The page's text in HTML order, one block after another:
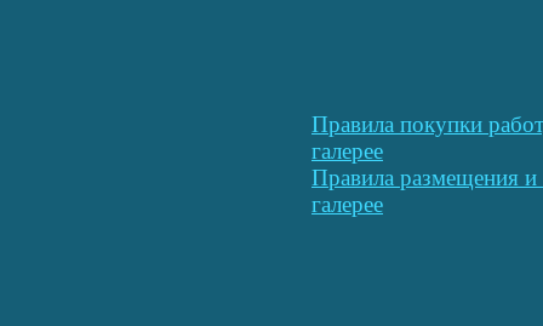
Правила покупки
галерее
Правила размещения
галерее